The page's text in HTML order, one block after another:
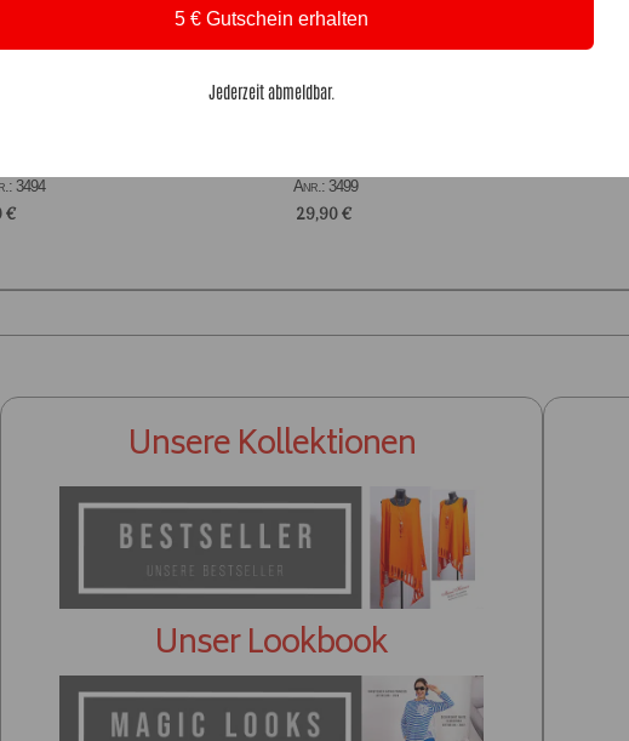
3494
€
Anr.: 3499
29,90€
Unsere Kollektionen
Unser Lookbook
5 € Gutschein erhalten
Jederzeit abmeldbar.